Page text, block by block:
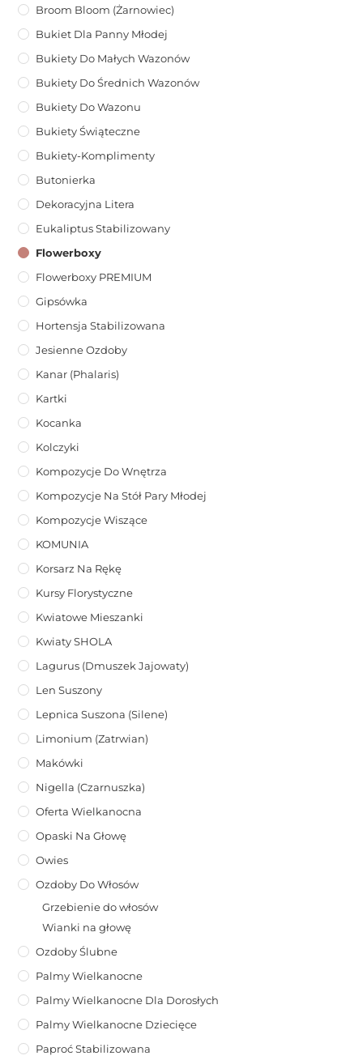
Broom Bloom (żarnowiec)
Bukiet Dla Panny Młodej
Bukiety Do Małych Wazonów
Bukiety Do Średnich Wazonów
Bukiety Do Wazonu
Bukiety Świąteczne
Bukiety-Komplimenty
Butonierka
Dekoracyjna Litera
Eukaliptus Stabilizowany
Flowerboxy
Flowerboxy PREMIUM
Gipsówka
Hortensja Stabilizowana
Jesienne Ozdoby
Kanar (phalaris)
Kartki
Kocanka
Kolczyki
Kompozycje Do Wnętrza
Kompozycje Na Stół Pary Młodej
Kompozycje Wiszące
KOMUNIA
Korsarz Na Rękę
Kursy Florystyczne
Kwiatowe Mieszanki
Kwiaty SHOLA
Lagurus (dmuszek Jajowaty)
Len Suszony
Lepnica Suszona (Silene)
Limonium (zatrwian)
Makówki
Nigella (Czarnuszka)
Oferta Wielkanocna
Opaski Na Głowę
Owies
Ozdoby Do Włosów
Grzebienie do włosów
Wianki na głowę
Ozdoby Ślubne
Palmy Wielkanocne
Palmy Wielkanocne Dla Dorosłych
Palmy Wielkanocne Dziecięce
Paproć Stabilizowana